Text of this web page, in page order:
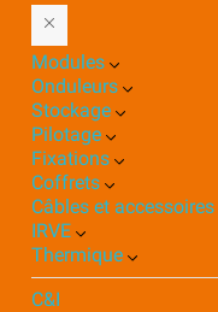
Modules
Onduleurs
Stockage
Pilotage
Fixations
Coffrets
Câbles et accessoires
IRVE
Thermique
C&I